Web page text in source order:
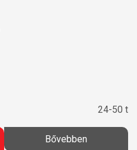
24-50 t
Bővebben